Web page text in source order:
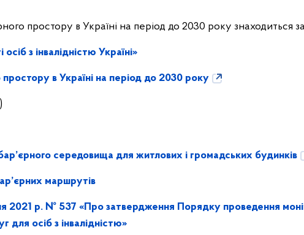
простору в Україні на період до 2030 року знаходиться за
з інвалідністю Україні»
простору в Україні на період до 2030 року
середовища для житлових і громадських будинків
маршрутів
2021 р. № 537 «Про затвердження Порядку проведення
для осіб з інвалідністю»